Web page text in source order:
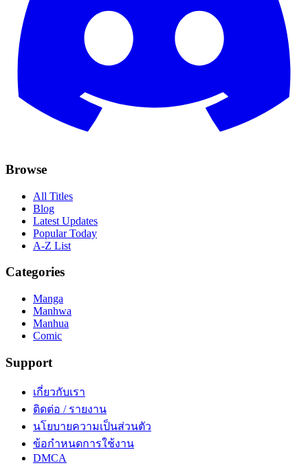
Browse
All Titles
Blog
Latest Updates
Popular Today
A-Z List
Categories
Manga
Manhwa
Manhua
Comic
Support
เกี่ยวกับเรา
ติดต่อ / รายงาน
นโยบายความเป็นส่วนตัว
ข้อกำหนดการใช้งาน
DMCA